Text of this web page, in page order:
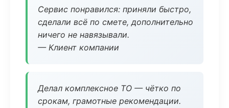
Сервис понравился: приняли быстро,
сделали всё по смете, дополнительно
ничего не навязывали.
— Клиент компании
Делал комплексное ТО — чётко по
срокам, грамотные рекомендации.